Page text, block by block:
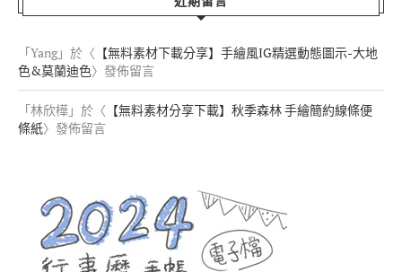
「Yang」於〈 【無料素材下載分享】手繪風IG精選動態圖示-大地
色&莫蘭迪色〉發佈留言
「林欣樺 」於〈 【無料素材分享下載】秋季森林 手繪簡約線條便
條紙〉發佈留言